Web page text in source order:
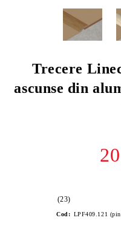
Trecere
ascunse din
(23)
Cod: LPF409.121